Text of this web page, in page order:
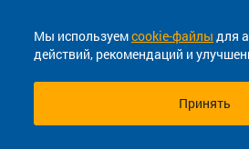
Мы используемcookie-файлы для
действий, рекомендаций и
Принять
Политика конфиденциальности
Согласие на маркетинговые
© 2013-2026, ООО "Капитал"- Онлайн